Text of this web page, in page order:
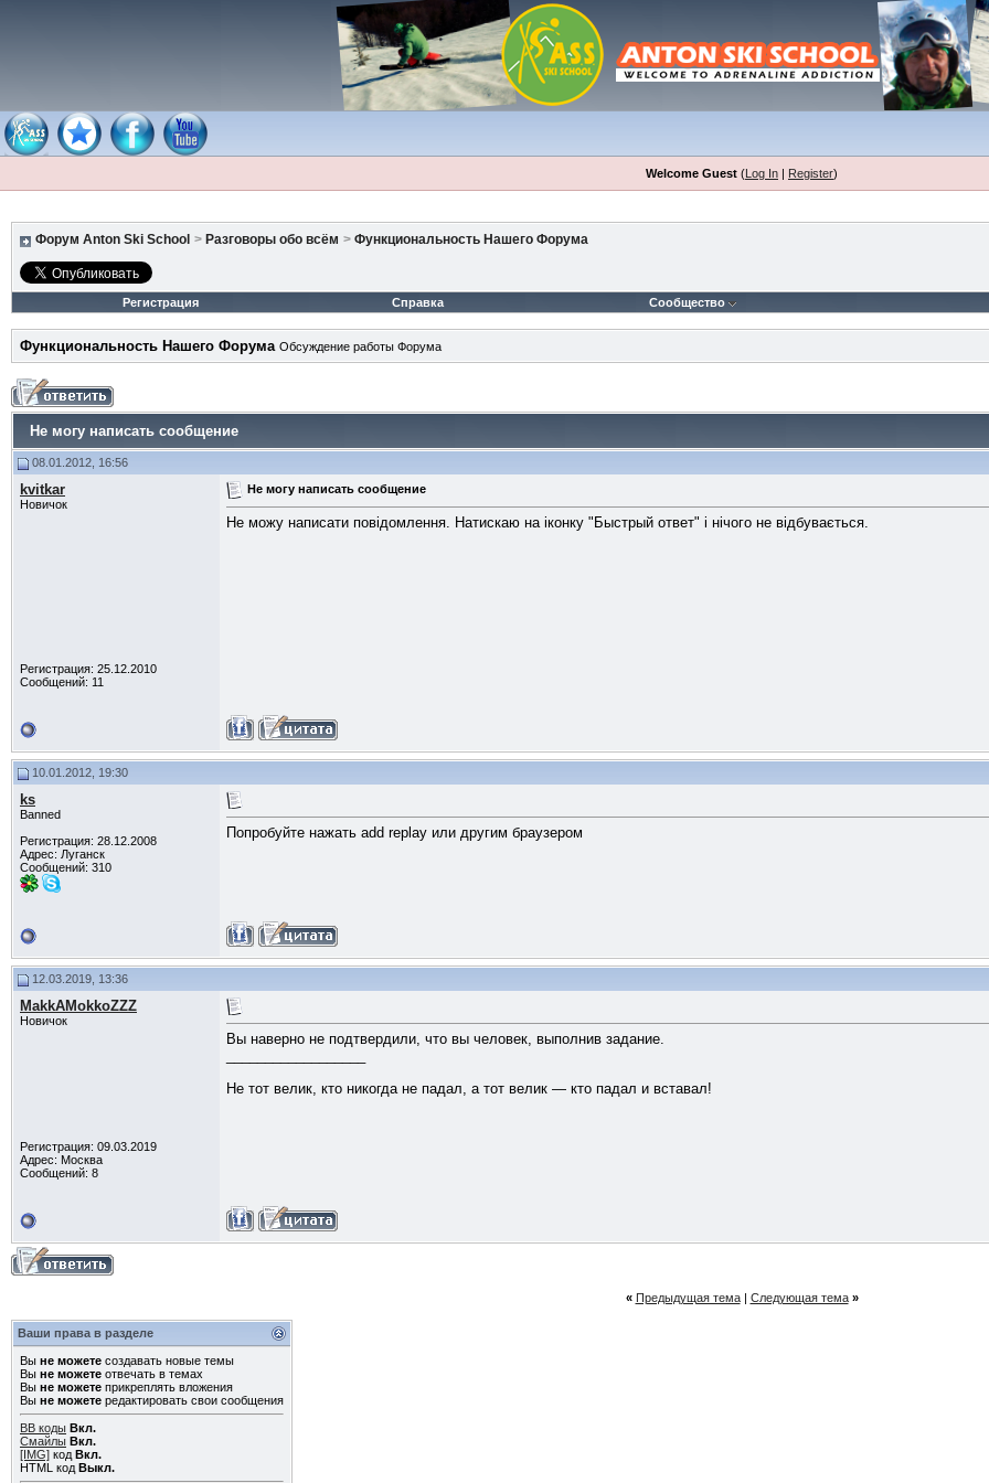
Welcome Guest (Log In | Register)
Форум Anton Ski School > Разговоры обо всём > Функциональность Нашего Форума
Регистрация Справка Сообщество
Функциональность Нашего Форума Обсуждение работы Форума
Не могу написать сообщение
08.01.2012, 16:56
kvitkar
Новичок
Регистрация: 25.12.2010
Сообщений: 11
Не могу написать сообщение
Не можу написати повідомлення. Натискаю на іконку "Быстрый ответ" і нічого не відбувається.
10.01.2012, 19:30
ks
Banned
Регистрация: 28.12.2008
Адрес: Луганск
Сообщений: 310
Попробуйте нажать add replay или другим браузером
12.03.2019, 13:36
MakkAMokkoZZZ
Новичок
Регистрация: 09.03.2019
Адрес: Москва
Сообщений: 8
Вы наверно не подтвердили, что вы человек, выполнив задание.
Не тот велик, кто никогда не падал, а тот велик — кто падал и вставал!
« Предыдущая тема| Следующая тема »
Ваши права в разделе
Вы не можете создавать новые темы
Вы не можете отвечать в темах
Вы не можете прикреплять вложения
Вы не можете редактировать свои сообщения
BB коды Вкл.
Смайлы Вкл.
[IMG] код Вкл.
HTML код Выкл.